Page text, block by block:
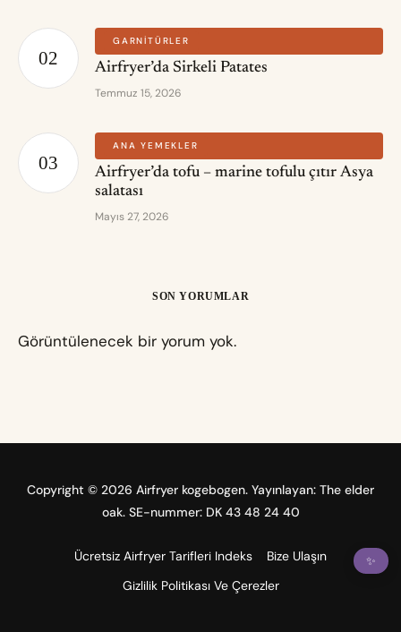
GARNITÜRLER
Airfryer’da Sirkeli Patates
Temmuz 15, 2026
ANA YEMEKLER
Airfryer’da tofu – marine tofulu çıtır Asya
salatası
Mayıs 27, 2026
SON YORUMLAR
Görüntülenecek bir yorum yok.
Copyright © 2026 Airfryer kogebogen. Yayınlayan: The elder
oak. SE-nummer: DK 43 48 24 40
Ücretsiz Airfryer Tarifleri Indeks
Bize Ulaşın
Gizlilik Politikası Ve Çerezler
✨